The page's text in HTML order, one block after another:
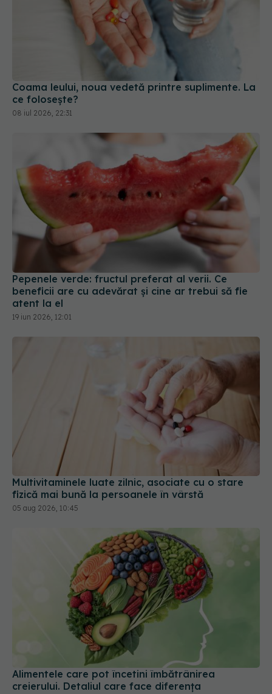
Coama leului, noua vedetă printre suplimente. La
ce folosește?
08 iul 2026, 22:31
Pepenele verde: fructul preferat al verii. Ce
beneficii are cu adevărat și cine ar trebui să fie
atent la el
19 iun 2026, 12:01
Multivitaminele luate zilnic, asociate cu o stare
fizică mai bună la persoanele în vârstă
05 aug 2026, 10:45
Alimentele care pot încetini îmbătrânirea
creierului. Detaliul care face diferența